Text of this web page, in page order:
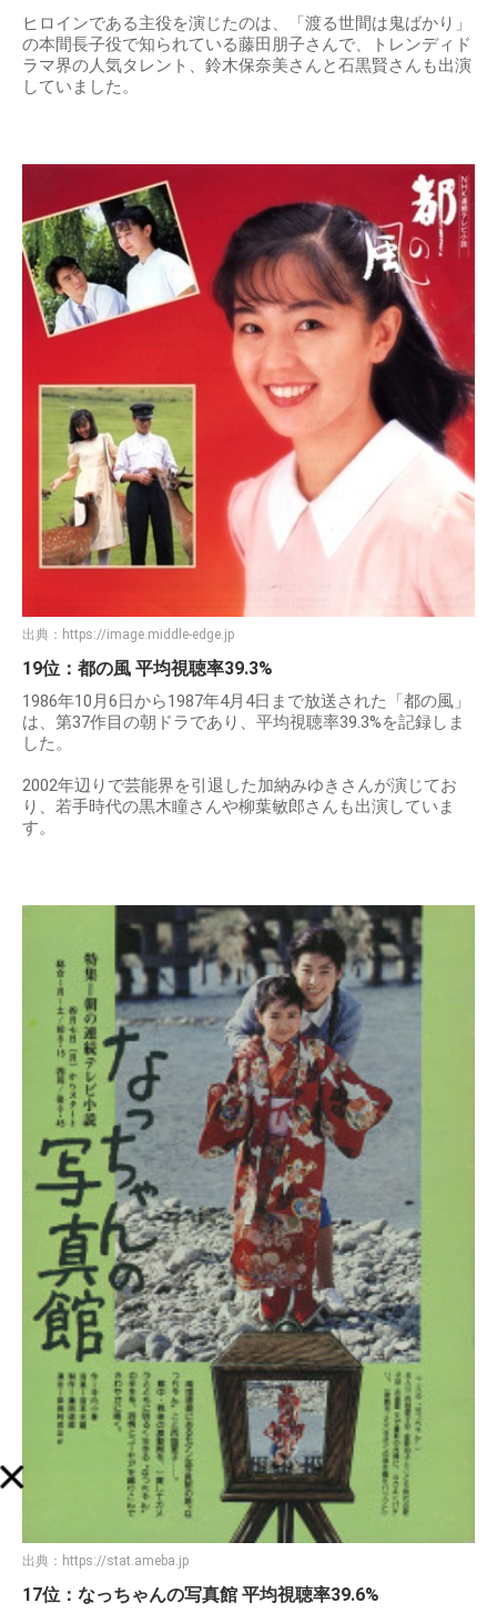
ヒロインである主役を演じたのは、「渡る世間は鬼ばかり」
の本間長子役で知られている藤田朋子さんで、トレンディド
ラマ界の人気タレント、鈴木保奈美さんと石黒賢さんも出演
していました。
出典： https://image.middle-edge.jp
19位：都の風 平均視聴率39.3%
1986年10月6日から1987年4月4日まで放送された「都の風」
は、第37作目の朝ドラであり、平均視聴率39.3%を記録しま
した。
2002年辺りで芸能界を引退した加納みゆきさんが演じてお
り、若手時代の黒木瞳さんや柳葉敏郎さんも出演していま
す。
出典： https://stat.ameba.jp
17位：なっちゃんの写真館 平均視聴率39.6%